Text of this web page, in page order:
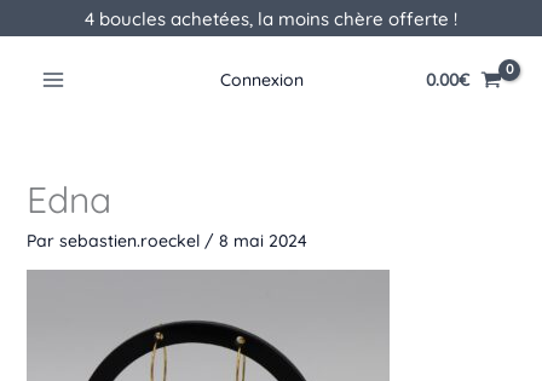
au
contenu
4 boucles achetées, la moins chère offerte !
Connexion 0.00€
Edna
Par sebastien.roeckel / 8 mai 2024